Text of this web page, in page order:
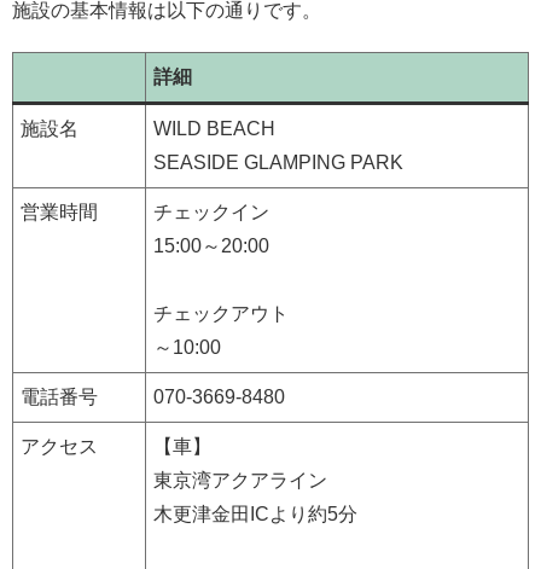
施設の基本情報は以下の通りです。
詳細
施設名
WILD BEACH
SEASIDE GLAMPING PARK
営業時間
チェックイン
15:00～20:00
チェックアウト
～10:00
電話番号 070-3669-8480
アクセス
【車】
東京湾アクアライン
木更津金田ICより約5分